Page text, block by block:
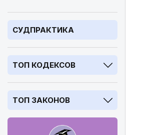
СУДПРАКТИКА
ТОП КОДЕКСОВ
ТОП ЗАКОНОВ